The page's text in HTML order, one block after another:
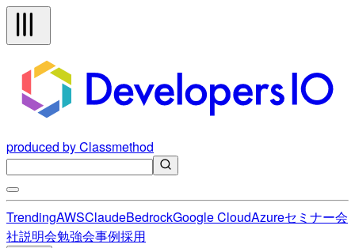
produced by Classmethod
TrendingAWSClaudeBedrockGoogle CloudAzureセミナー会
社説明会勉強会事例採用